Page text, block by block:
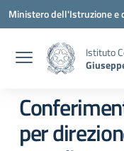
Vai ai contenuti
Vai al menu di navigazione
Vai al footer
Ministero dell'Istruzione e
Istituto
per